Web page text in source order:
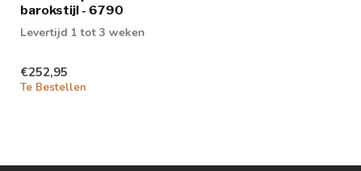
barokstijl - 6790
Levertijd 1 tot 3 weken
€252,95
Te Bestellen